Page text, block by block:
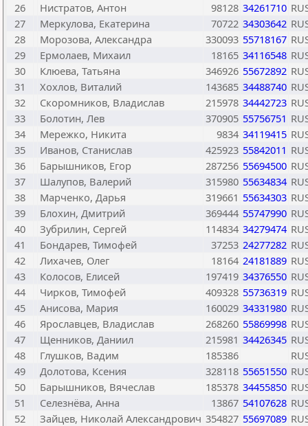
26
Нистратов, Антон 98128 34261710
27
Меркулова, Екатерина 70722 34303642
28
Морозова, Александра 330093 55718167
29
Ермолаев, Михаил 18165 34116548
30
Клюева, Татьяна 346926 55672892
31
Хохлов, Виталий 143685 34488740
32
Скоромников, Владислав 215978 34442723
33
Болотин, Лев 370905 55756751
34
Мережко, Никита 9834 34119415
35
Иванов, Станислав 425923 55842011
36
Барышников, Егор 287256 55694500
37
Шалупов, Валерий 315980 55634834
38
Марченко, Дарья 319661 55634303
39
Блохин, Дмитрий 369444 55747990
40
Зубрилин, Сергей 114834 34279474
41
Бондарев, Тимофей 37253 24277282
42
Лихачев, Олег 18164 24181889
43
Колосов, Елисей 197419 34376550
44
Чирков, Тимофей 409328 55736319
45
Анисова, Мария 160029 34331980
46
Ярославцев, Владислав 268260 55869998
47
Щенников, Даниил 215981 34426345
48
Глушков, Вадим 185386
49
Долотова, Ксения 328118 55651550
50
Барышников, Вячеслав 185378 34455850
51
Селезнёва, Анна 13867 54107628
52
Зайцев, Николай Александрович 354827 55697089